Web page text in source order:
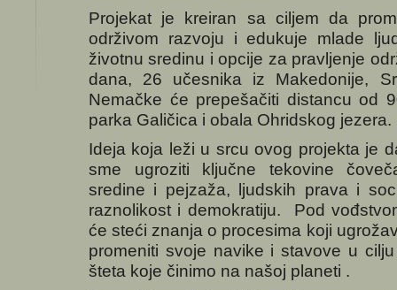
Projekat je kreiran sa ciljem da
održivom razvoju i edukuje mlade
životnu sredinu i opcije za pravljenje
dana, 26 učesnika iz Makedonije,
Nemačke će prepešačiti distancu od
parka Galičica i obala Ohridskog jezera.
Ideja koja leži u srcu ovog projekta je
sme ugroziti ključne tekovine
sredine i pejzaža, ljudskih prava i
raznolikost i demokratiju. Pod
će steći znanja o procesima koji
promeniti svoje navike i stavove u
šteta koje činimo na našoj planeti .